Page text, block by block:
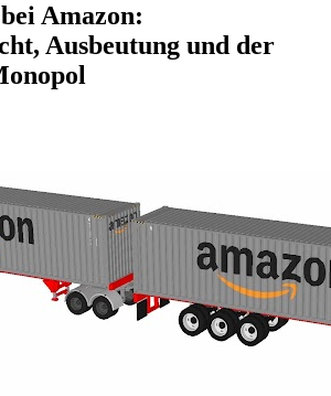
Amazon:
Ausbeutung und der